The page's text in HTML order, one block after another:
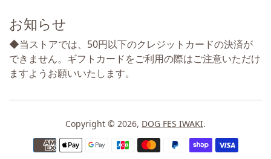
お知らせ
◆当ストアでは、50円以下のクレジットカードの決済が
できません。ギフトカードをご利用の際はご注意いただけ
ますようお願いいたします。
Copyright © 2026, DOG FES IWAKI.
お支払い方法